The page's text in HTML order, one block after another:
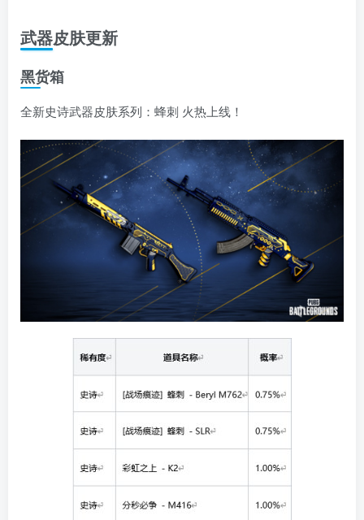
武器皮肤更新
黑货箱
全新史诗武器皮肤系列：蜂刺 火热上线！